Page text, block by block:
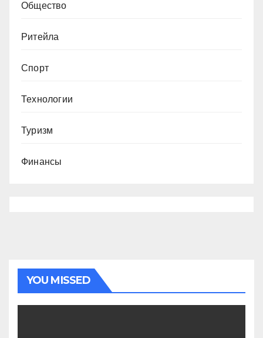
Общество
Ритейла
Спорт
Технологии
Туризм
Финансы
YOU MISSED